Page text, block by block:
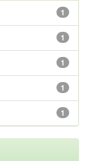
1
1
1
1
1